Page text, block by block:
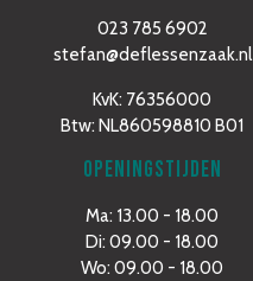
023 785 6902
stefan@deflessenzaak.nl
KvK: 76356000
Btw: NL860598810 B01
OPENINGSTIJDEN
Ma: 13.00 - 18.00
Di: 09.00 - 18.00
Wo: 09.00 - 18.00